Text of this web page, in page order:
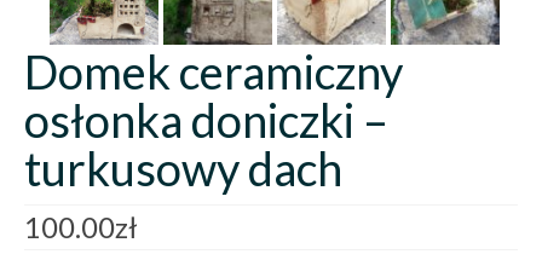
Domek ceramiczny
osłonka doniczki –
turkusowy dach
100.00zł